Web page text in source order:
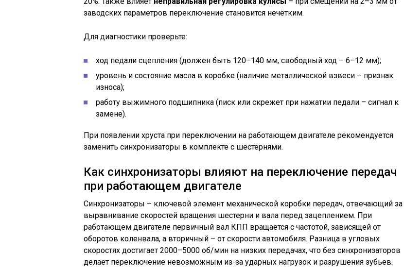
заводских параметров переключение становится нечётким.
Для диагностики проверьте:
ход педали сцепления (должен быть 120–140 мм, свободный ход – 6–12 мм);
уровень и состояние масла в коробке (наличие металлической взвеси – признак
износа);
работу выжимного подшипника (писк или скрежет при нажатии педали – сигнал к
замене).
При появлении хруста при переключении на работающем двигателе рекомендуется
заменить синхронизаторы в комплекте с шестернями.
Как синхронизаторы влияют на переключение передач
при работающем двигателе
Синхронизаторы – ключевой элемент механической коробки передач, отвечающий за
выравнивание скоростей вращения шестерни и вала перед зацеплением. При
работающем двигателе первичный вал КПП вращается с частотой, зависящей от
оборотов коленвала, а вторичный – от скорости автомобиля. Разница в угловых
скоростях достигает 2000–5000 об/мин на низких передачах, что без синхронизаторов
делает переключение невозможным из-за ударных нагрузок и разрушения зубьев.